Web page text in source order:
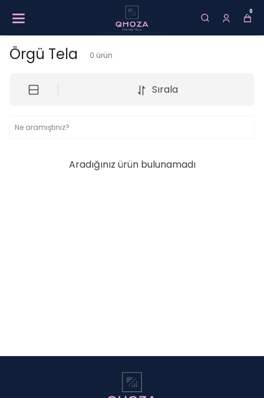
0
Örgü Tela 0 ürün
Sırala
Aradığınız ürün bulunamadı